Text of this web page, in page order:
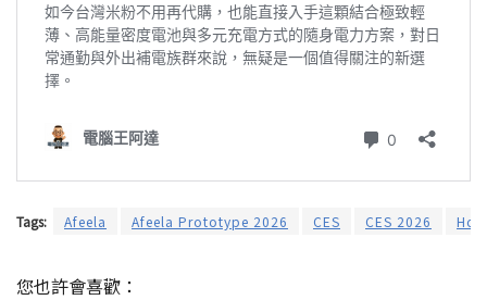
Tags: Afeela Afeela Prototype 2026 CES CES 2026
您也許會喜歡：